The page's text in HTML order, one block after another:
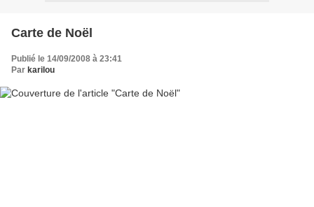
Carte de Noël
Publié le 14/09/2008 à 23:41
Par karilou